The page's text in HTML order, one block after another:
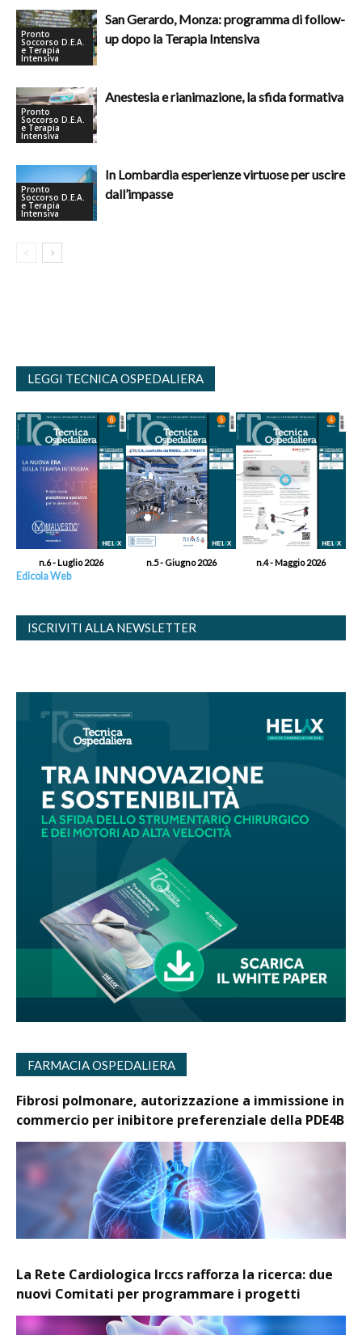
Pronto
Soccorso D.E.A.
e Terapia
Intensiva
San Gerardo, Monza: programma di follow-
up dopo la Terapia Intensiva
Pronto
Soccorso D.E.A.
e Terapia
Intensiva
Anestesia e rianimazione, la sfida formativa
Pronto
Soccorso D.E.A.
e Terapia
Intensiva
In Lombardia esperienze virtuose per uscire
dall’impasse
LEGGI TECNICA OSPEDALIERA
n.6 - Luglio 2026 n.5 - Giugno 2026 n.4 - Maggio 2026
Edicola Web
ISCRIVITI ALLA NEWSLETTER
FARMACIA OSPEDALIERA
Fibrosi polmonare, autorizzazione a immissione in
commercio per inibitore preferenziale della PDE4B
La Rete Cardiologica Irccs rafforza la ricerca: due
nuovi Comitati per programmare i progetti